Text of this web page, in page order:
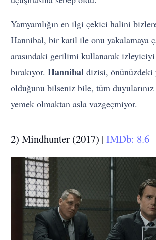
Yamyamlığın en ilgi çekici halini
Hannibal, bir katil ile onu yakalamaya
arasındaki gerilimi kullanarak
bırakıyor.Hannibal dizisi, önünüzdeki
olduğunu bilseniz bile, tüm
yemek olmaktan asla vazgeçmiyor.
2) Mindhunter (2017) |IMDb: 8.6